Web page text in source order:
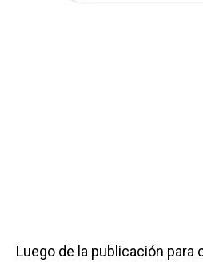
Luego de la publicación para